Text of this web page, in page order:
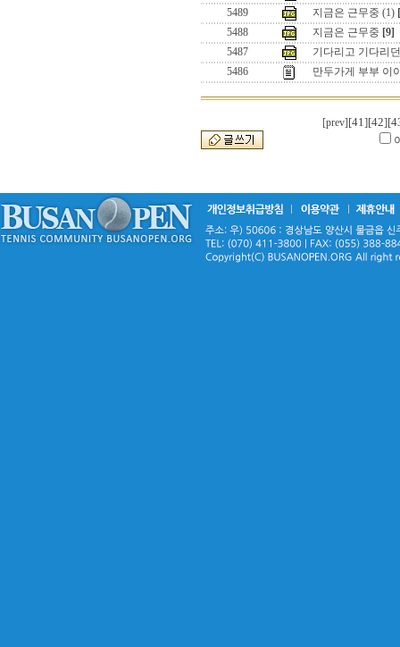
5489
지금은 근무중 (1)
5488
지금은 근무중 [9]
5487
기다리고 기다리
5486
만두가게 부부 이
[prev] [41][42]